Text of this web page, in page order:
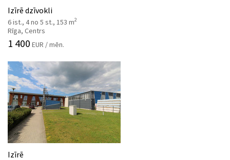
Izīrē dzīvokli
6 ist., 4 no 5 st., 153 m2
Rīga, Centrs
1 400 EUR / mēn.
Izīrē